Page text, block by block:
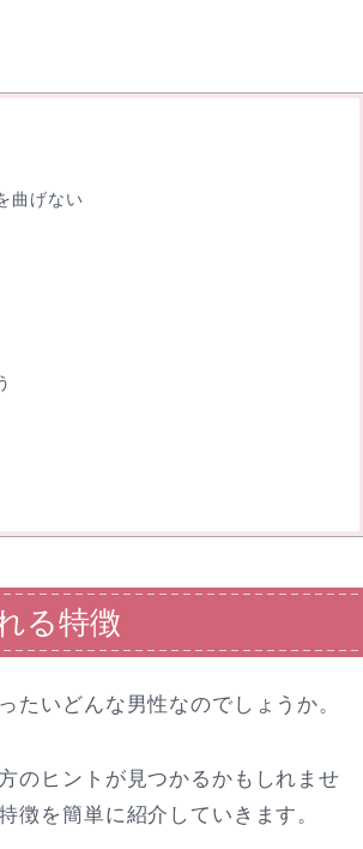
曲げない
る特徴
たいどんな男性なのでしょうか。
のヒントが見つかるかもしれませ
徴を簡単に紹介していきます。